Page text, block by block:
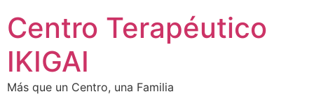
Centro Terapéutico
IKIGAI
Más que un Centro, una Familia